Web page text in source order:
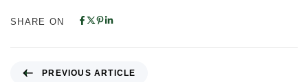
SHARE ON
PREVIOUS ARTICLE